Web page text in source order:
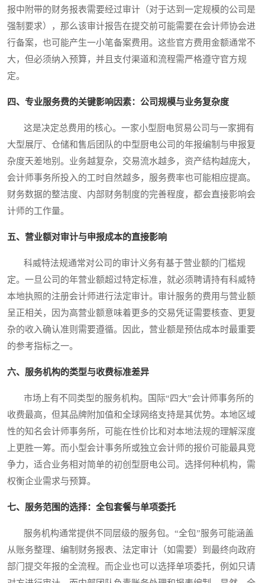
报中附带的财务报表需要经过审计（对于达到一定规模的公司是
强制要求），那么该审计报告在提交前可能需要在会计师协会进
行备案，也可能产生一小笔备案费用。这些官方费用金额通常不
大，但必须纳入预算，并且支付渠道和流程需严格遵守官方规
定。
四、专业服务费的关键影响因素：公司规模与业务复杂度
这是决定总费用的核心。一家小型厨电贸易公司与一家拥有
大型展厅、仓储和售后团队的中型厨电公司的年报编制与申报复
杂度天差地别。业务越复杂，交易流水越多，资产结构越庞大，
会计师事务所投入的工时自然越多，服务费率也可能相应提高。
财务数据的整洁度、内部财务制度的完善程度，都会直接影响会
计师的工作量。
五、营业额对审计与申报成本的直接影响
科威特法规通常对公司的审计义务有基于营业额的门槛规
定。一旦公司的年营业额超过特定标准，就必须聘请持有科威特
本地执照的注册会计师进行法定审计。审计服务的费用与营业额
呈正相关，因为高营业额意味着更多的交易凭证需要核查、更复
杂的收入确认准则需要遵循。因此，营业额是预估成本时最重要
的参考指标之一。
六、服务机构的类型与收费标准差异
市场上有不同类型的服务机构。国际“四大”会计师事务所的
收费最高，但其品牌附加值和全球网络支持是其优势。本地区域
性的知名会计师事务所，可能在性价比和对本地法规的理解深度
上更胜一筹。而小型会计事务所或独立会计师的报价可能最具竞
争力，适合业务相对简单的初创型厨电公司。选择何种机构，需
权衡企业需求与预算。
七、服务范围的选择：全包套餐与单项委托
服务机构通常提供不同层级的服务包。“全包”服务可能涵盖
从账务整理、编制财务报表、法定审计（如需要）到最终向政府
部门提交年报的全流程。而企业也可以选择单项委托，例如只请